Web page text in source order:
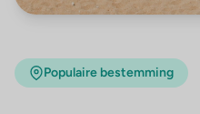
Populaire bestemming